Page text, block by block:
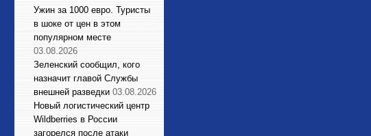
Ужин за 1000 евро. Туристы
в шоке от цен в этом
популярном месте
03.08.2026
Зеленский сообщил, кого
назначит главой Службы
внешней разведки 03.08.2026
Новый логистический центр
Wildberries в России
загорелся после атаки